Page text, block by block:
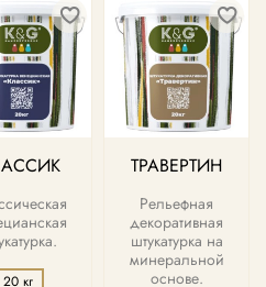
20 кг
ТРАВЕРТИН
Рельефная
декоративная
штукатурка на
минеральной
основе.